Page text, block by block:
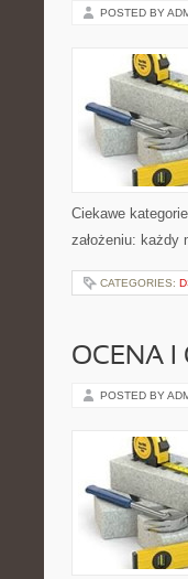
POSTED BY
Ciekawe
założeniu: każdy
CATEGORIES:
OCENA I
POSTED BY